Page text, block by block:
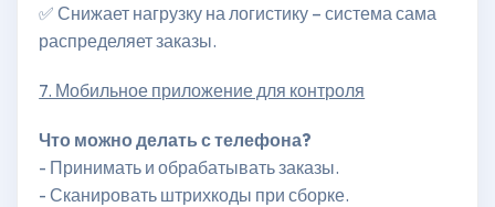
✅ Снижает нагрузку на логистику – система сама
распределяет заказы.
7. Мобильное приложение для контроля
Что можно делать с телефона?
- Принимать и обрабатывать заказы.
- Сканировать штрихкоды при сборке.